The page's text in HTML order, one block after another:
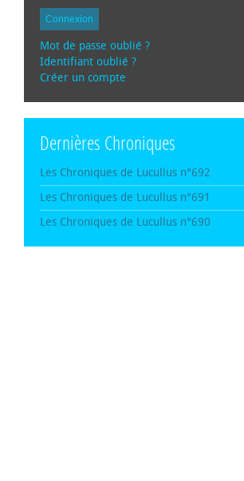
Connexion
Mot de passe oublié ?
Identifiant oublié ?
Créer un compte
Dernières Chroniques
Les Chroniques de Lucullus n°692
Les Chroniques de Lucullus n°691
Les Chroniques de Lucullus n°690